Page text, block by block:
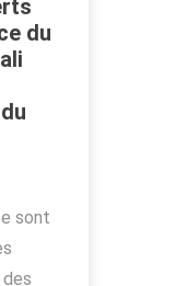
du
sont